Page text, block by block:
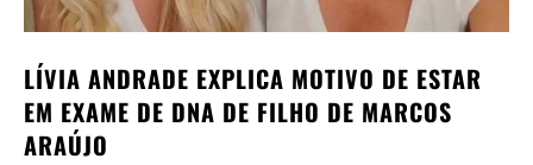
LÍVIA ANDRADE EXPLICA MOTIVO DE ESTAR
EM EXAME DE DNA DE FILHO DE MARCOS
ARAÚJO